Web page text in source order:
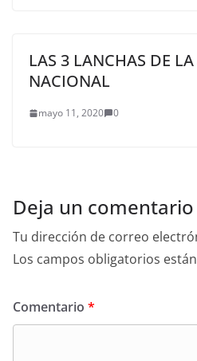
LAS 3 LANCHAS DE
NACIONAL
mayo 11, 2020 0
Deja un comentario
Tu dirección de correo
Los campos obligatorios
Comentario *